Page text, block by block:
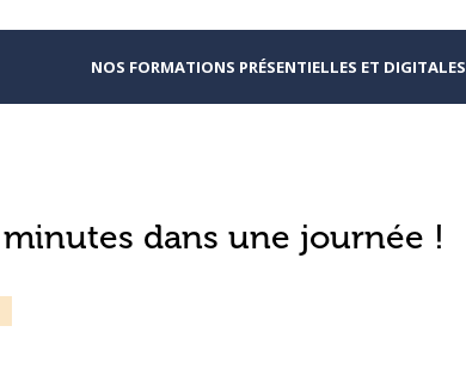
NOS FORMATIONS PRÉSENTIELLES ET DIGITALES
dans une journée !